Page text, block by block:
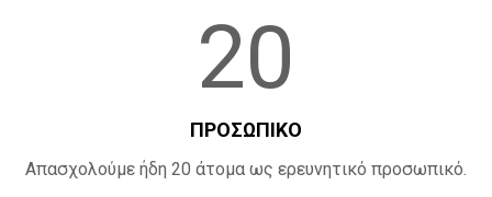
20
ΠΡΟΣΩΠΙΚΟ
Απασχολούμε ήδη 20 άτομα ως ερευνητικό προσωπικό.